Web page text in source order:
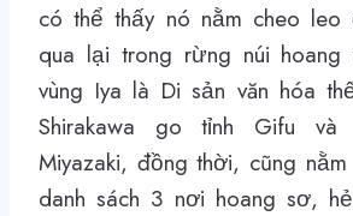
có thể thấy nó nằm cheo
qua lại trong rừng núi hoang
vùng Iya là Di sản văn hóa
Shirakawa go tỉnh Gifu và
Miyazaki, đồng thời, cũng
danh sách 3 nơi hoang sơ,